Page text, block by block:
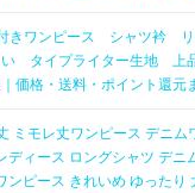
付きワンピース シャツ衿
タイプライター生地 上
価格・送料・ポイント還元
ミモレ丈ワンピース デニ
ディース ロングシャツ デニ
ンピース きれいめ ゆったり